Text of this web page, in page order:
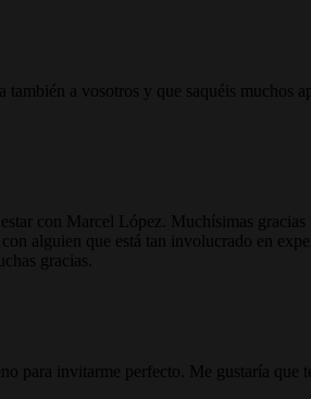
también a vosotros y que saquéis muchos
con Marcel López. Muchísimas
alguien que está tan involucrado en
gracias.
para invitarme perfecto. Me gustaría